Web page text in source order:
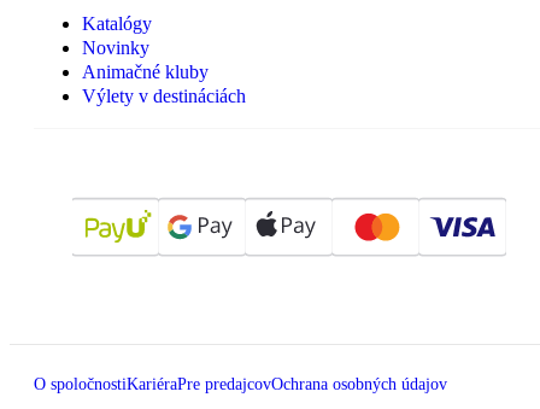
Katalógy
Novinky
Animačné kluby
Výlety v destináciách
O spoločnostiKariéraPre predajcovOchrana osobných údajov